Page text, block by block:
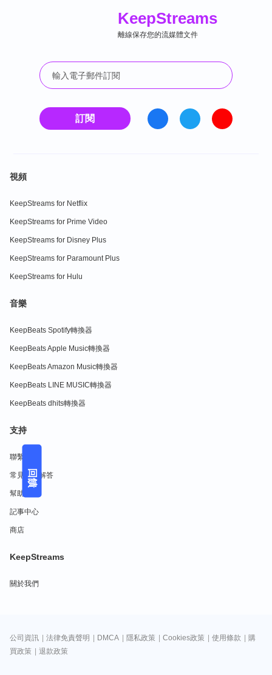
回饋
KeepStreams
離線保存您的流媒體文件
訂閱
視頻
KeepStreams for Netflix
KeepStreams for Prime Video
KeepStreams for Disney Plus
KeepStreams for Paramount Plus
KeepStreams for Hulu
音樂
KeepBeats Spotify轉換器
KeepBeats Apple Music轉換器
KeepBeats Amazon Music轉換器
KeepBeats LINE MUSIC轉換器
KeepBeats dhits轉換器
支持
聯繫我們
常見問題解答
幫助中心
記事中心
商店
KeepStreams
關於我們
公司資訊 法律免責聲明 DMCA 隱私政策 Cookies政策 使用條款
購
買政策
退款政策